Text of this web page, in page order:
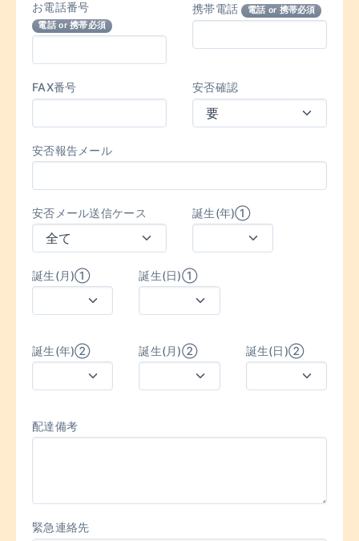
お電話番号
電話 or 携帯必須
携帯電話 電話 or 携帯必須
FAX番号 安否確認
安否報告メール
安否メール送信ケース 誕生(年)①
誕生(月)① 誕生(日)①
誕生(年)② 誕生(月)② 誕生(日)②
配達備考
緊急連絡先